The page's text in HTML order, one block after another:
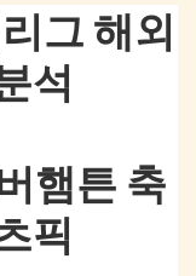
그 해외
석
햄튼 축
픽